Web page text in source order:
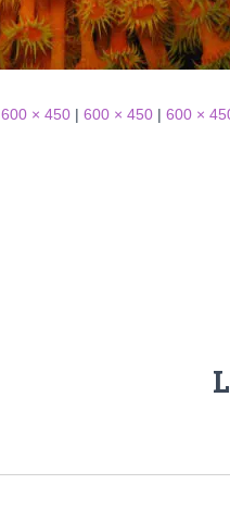
600 × 450 | 600 × 450 | 600 ×